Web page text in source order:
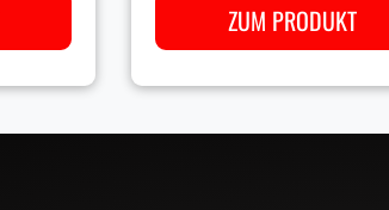
ZUM PRODUKT